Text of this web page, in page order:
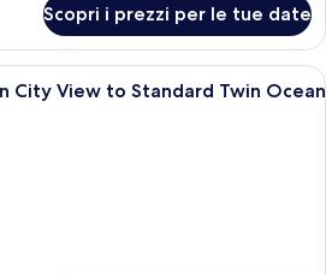
Scopri i prezzi per le tue date
Un soggiorno moderno con un
City View to Standard Twin Ocean